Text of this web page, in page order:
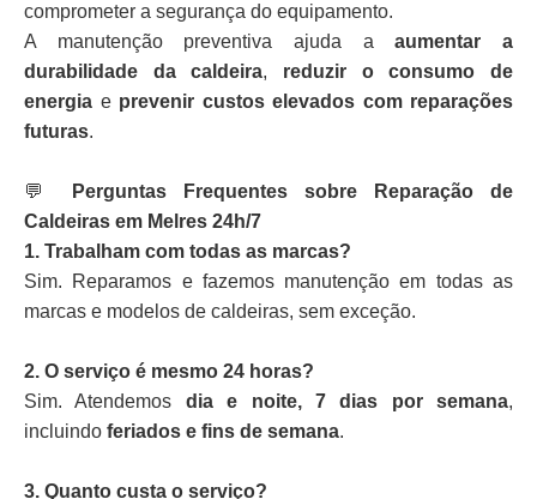
comprometer a segurança do equipamento.
A manutenção preventiva ajuda aaumentar a
durabilidade da caldeira, reduzir o consumo de
energia e prevenir custos elevados com reparações
futuras.
💬
Perguntas Frequentes sobre Reparação de
Caldeiras em Melres 24h/7
1. Trabalham com todas as marcas?
Sim. Reparamos e fazemos manutenção em todas as
marcas e modelos de caldeiras, sem exceção.
2. O serviço é mesmo 24 horas?
Sim. Atendemos dia e noite, 7 dias por semana,
incluindo feriados e fins de semana.
3. Quanto custa o serviço?